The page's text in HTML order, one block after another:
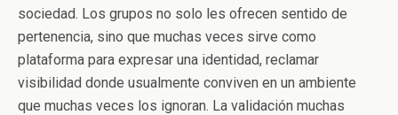
sociedad. Los grupos no solo les ofrecen sentido de
pertenencia, sino que muchas veces sirve como
plataforma para expresar una identidad, reclamar
visibilidad donde usualmente conviven en un ambiente
que muchas veces los ignoran. La validación muchas